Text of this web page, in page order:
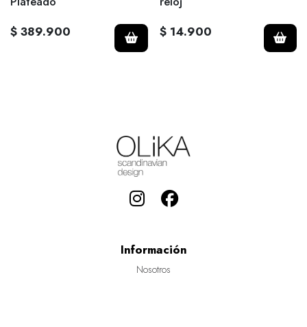
$ 389.900
$ 14.900
Información
Nosotros